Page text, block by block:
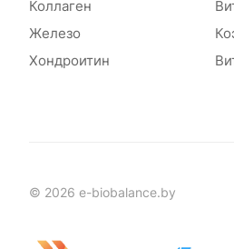
Коллаген
Железо
Хондроитин
© 2026 e-biobalance.by